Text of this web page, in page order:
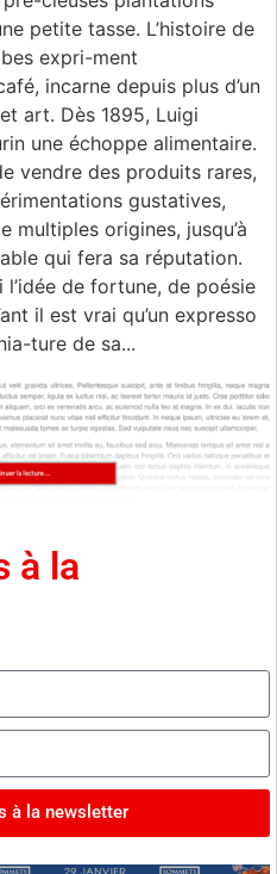
petite tasse. L’histoire de
expri-ment
incarne depuis plus d’un
art. Dès 1895, Luigi
une échoppe alimentaire.
vendre des produits rares,
gustatives,
multiples origines, jusqu’à
qui fera sa réputation.
l’idée de fortune, de poésie
il est vrai qu’un expresso
ture de sa...
à la
à la newsletter